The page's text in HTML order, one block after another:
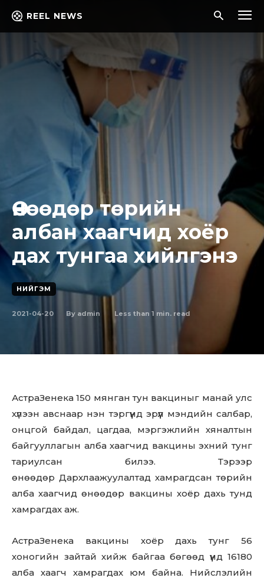
REEL NEWS
Өнөөдөр төрийн
албан хаагчид хоёр
дах тунгаа хийлгэнэ
НИЙГЭМ
2021-04-20 By admin Less than 1 min. read
АстраЗенека 150 мянган тун вакциныг манай улс
хүлээн авснаар нэн тэргүүнд эрүүл мэндийн салбар,
онцгой байдал, цагдаа, мэргэжлийн хяналтын
байгууллагын алба хаагчид вакцины эхний тунг
тариулсан билээ. Тэрээр
өнөөдөр Дархлаажуулалтад хамрагдсан төрийн
алба хаагчид өнөөдөр вакцины хоёр дахь тунд
хамрагдах аж.
АстраЗенека вакцины хоёр дахь тунг 56
хоногийн зайтай хийж байгаа бөгөөд үүнд 16180
алба хаагч хамрагдах юм байна. Нийслэлийн